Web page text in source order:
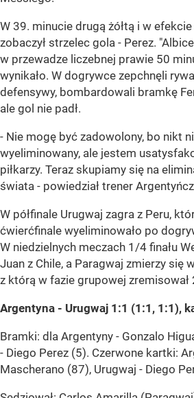
W 39. minucie drugą żółtą i w
zobaczył strzelec gola - Perez.
w przewadze liczebnej prawie 50
wynikało. W dogrywce zepchnęli
defensywy, bombardowali bramkę
ale gol nie padł.
- Nie mogę być zadowolony, bo nikt
wyeliminowany, ale jestem
piłkarzy. Teraz skupiamy się na
świata - powiedział trener
W półfinale Urugwaj zagra z Peru,
ćwierćfinale wyeliminowało po
W niedzielnych meczach 1/4 finału
Juan z Chile, a Paragwaj zmierzy się
z którą w fazie grupowej zremisował
Argentyna - Urugwaj 1:1 (1:1, 1:1),
Bramki: dla Argentyny - Gonzalo
- Diego Perez (5). Czerwone kartki:
Mascherano (87), Urugwaj - Diego